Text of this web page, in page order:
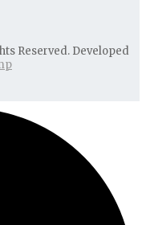
Reserved. Developed